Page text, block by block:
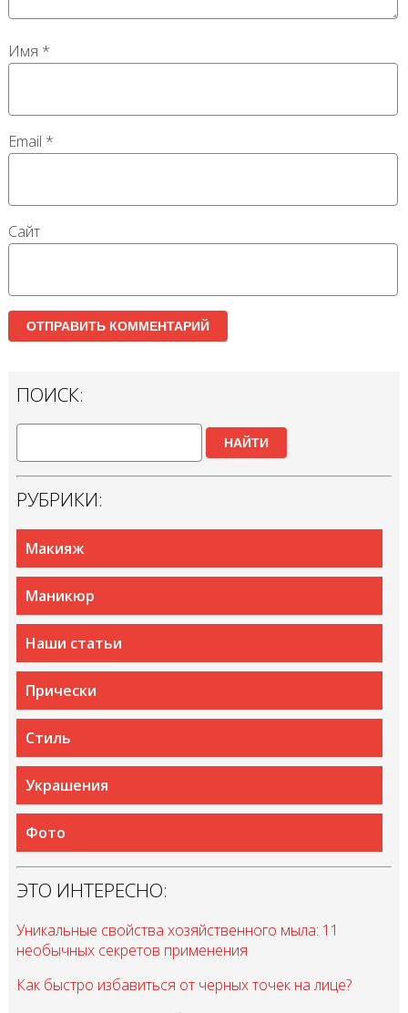
Имя *
Email *
Сайт
ПОИСК:
НАЙТИ
РУБРИКИ:
Макияж
Маникюр
Наши статьи
Прически
Стиль
Украшения
Фото
ЭТО ИНТЕРЕСНО:
Уникальные свойства хозяйственного мыла: 11
необычных секретов применения
Как быстро избавиться от черных точек на лице?